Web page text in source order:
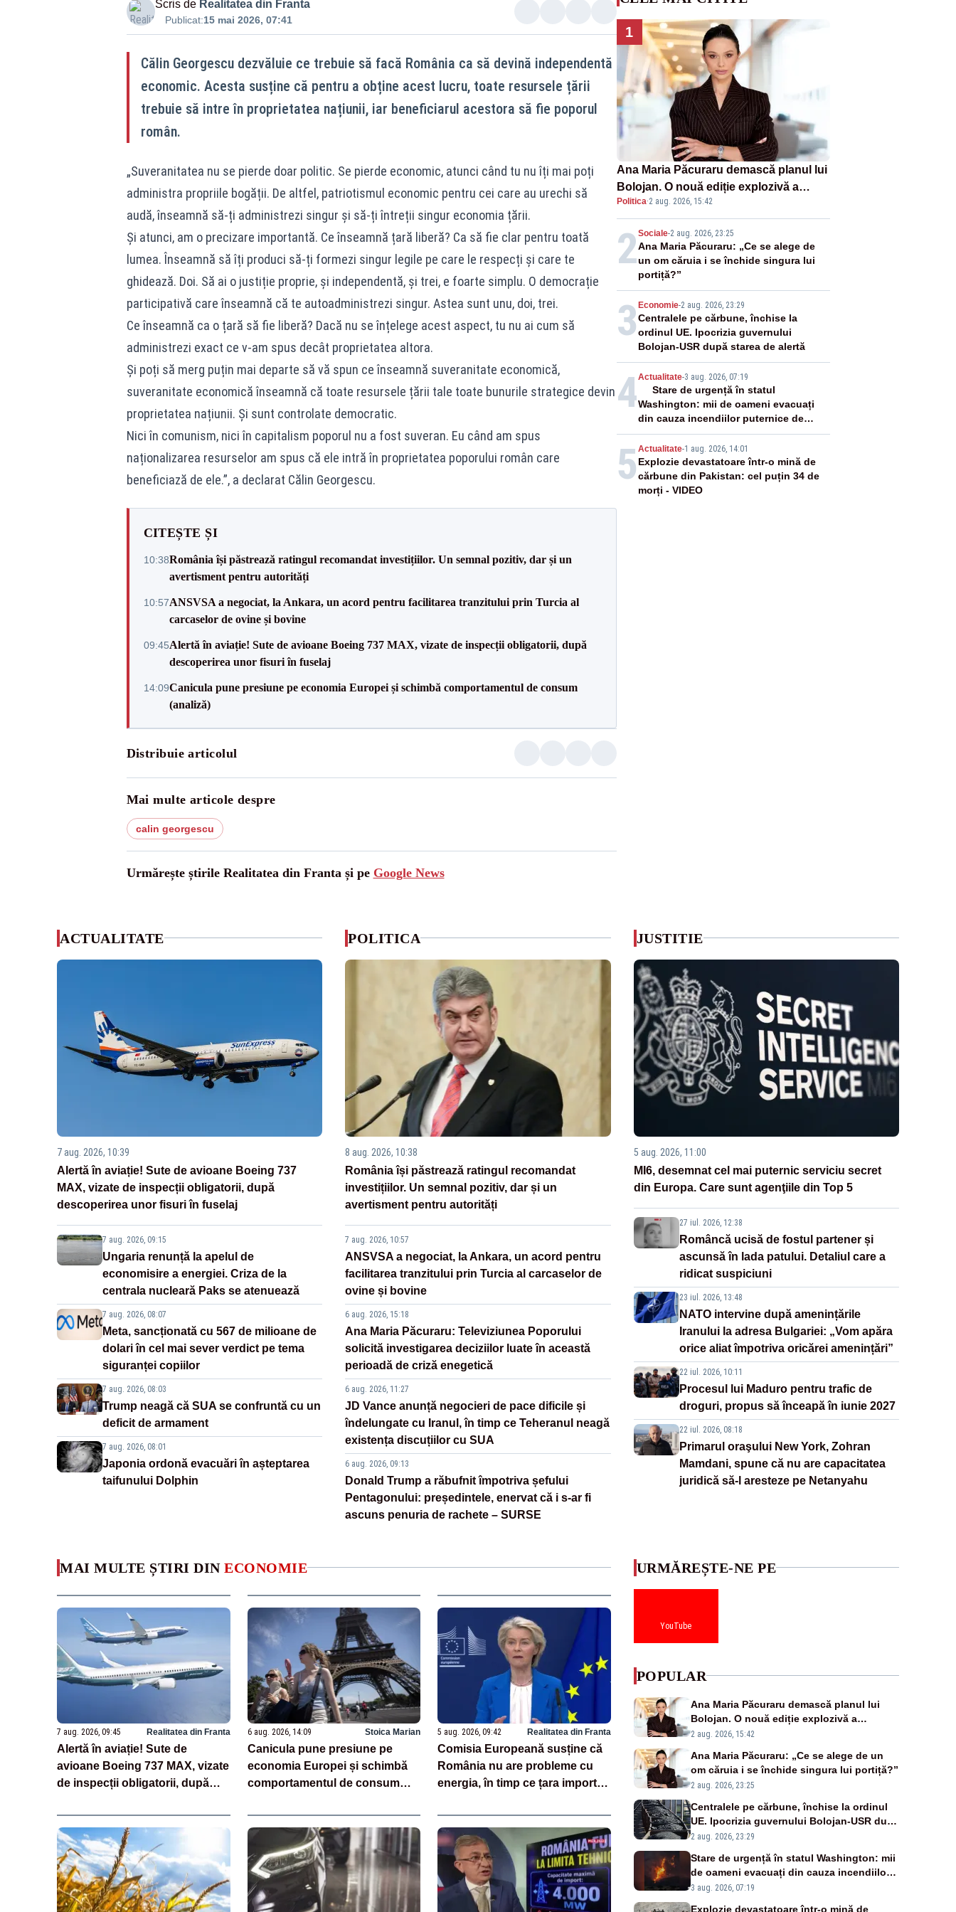
Scris de Realitatea din Franta
Publicat:15 mai 2026, 07:41
Călin Georgescu dezvăluie ce trebuie să facă România ca să devină independentă
economic. Acesta susține că pentru a obține acest lucru, toate resursele țării
trebuie să intre în proprietatea națiunii, iar beneficiarul acestora să fie poporul
român.
„Suveranitatea nu se pierde doar politic. Se pierde economic, atunci când tu nu îți mai poți
administra propriile bogății. De altfel, patriotismul economic pentru cei care au urechi să
audă, înseamnă să-ți administrezi singur și să-ți întreții singur economia țării.
Și atunci, am o precizare importantă. Ce înseamnă țară liberă? Ca să fie clar pentru toată
lumea. Înseamnă să îți produci să-ți formezi singur legile pe care le respecți și care te
ghidează. Doi. Să ai o justiție proprie, și independentă, și trei, e foarte simplu. O democrație
participativă care înseamnă că te autoadministrezi singur. Astea sunt unu, doi, trei.
Ce înseamnă ca o țară să fie liberă? Dacă nu se înțelege acest aspect, tu nu ai cum să
administrezi exact ce v-am spus decât proprietatea altora.
Și poți să merg puțin mai departe să vă spun ce înseamnă suveranitate economică,
suveranitate economică înseamnă că toate resursele țării tale toate bunurile strategice devin
proprietatea națiunii. Și sunt controlate democratic.
Nici în comunism, nici în capitalism poporul nu a fost suveran. Eu când am spus
naționalizarea resurselor am spus că ele intră în proprietatea poporului român care
beneficiază de ele.”, a declarat Călin Georgescu.
CITEȘTE ȘI
10:38România își păstrează ratingul recomandat investițiilor. Un semnal pozitiv, dar și un
avertisment pentru autorități
10:57ANSVSA a negociat, la Ankara, un acord pentru facilitarea tranzitului prin Turcia al
carcaselor de ovine și bovine
09:45Alertă în aviație! Sute de avioane Boeing 737 MAX, vizate de inspecții obligatorii, după
descoperirea unor fisuri în fuselaj
14:09Canicula pune presiune pe economia Europei și schimbă comportamentul de consum
(analiză)
Distribuie articolul
Mai multe articole despre
calin georgescu
Urmărește știrile Realitatea din Franta și pe Google News
1
Ana Maria Păcuraru demască planul lui
Bolojan. O nouă ediție explozivă a
emisiunii „Miza Zilei” la Realitatea
PLUS
Politica·2 aug. 2026, 15:42
2Sociale-2 aug. 2026, 23:25
Ana Maria Păcuraru: „Ce se alege de
un om căruia i se închide singura lui
portiță?”
3 Economie-2 aug. 2026, 23:29
Centralele pe cărbune, închise la
ordinul UE. Ipocrizia guvernului
Bolojan-USR după starea de alertă
4Actualitate-3 aug. 2026, 07:19
Stare de urgență în statul
Washington: mii de oameni evacuați
din cauza incendiilor puternice de
vegetație
5 Actualitate-1 aug. 2026, 14:01
Explozie devastatoare într-o mină de
cărbune din Pakistan: cel puțin 34 de
morți - VIDEO
ACTUALITATE
7 aug. 2026, 10:39
Alertă în aviație! Sute de avioane Boeing 737
MAX, vizate de inspecții obligatorii, după
descoperirea unor fisuri în fuselaj
7 aug. 2026, 09:15
Ungaria renunță la apelul de
economisire a energiei. Criza de la
centrala nucleară Paks se atenuează
7 aug. 2026, 08:07
Meta, sancționată cu 567 de milioane de
dolari în cel mai sever verdict pe tema
siguranței copiilor
7 aug. 2026, 08:03
Trump neagă că SUA se confruntă cu un
deficit de armament
7 aug. 2026, 08:01
Japonia ordonă evacuări în așteptarea
taifunului Dolphin
POLITICA
8 aug. 2026, 10:38
România își păstrează ratingul recomandat
investițiilor. Un semnal pozitiv, dar și un
avertisment pentru autorități
7 aug. 2026, 10:57
ANSVSA a negociat, la Ankara, un acord pentru
facilitarea tranzitului prin Turcia al carcaselor de
ovine și bovine
6 aug. 2026, 15:18
Ana Maria Păcuraru: Televiziunea Poporului
solicită investigarea deciziilor luate în această
perioadă de criză enegetică
6 aug. 2026, 11:27
JD Vance anunță negocieri de pace dificile și
îndelungate cu Iranul, în timp ce Teheranul neagă
existența discuțiilor cu SUA
6 aug. 2026, 09:13
Donald Trump a răbufnit împotriva șefului
Pentagonului: președintele, enervat că i s-ar fi
ascuns penuria de rachete – SURSE
JUSTITIE
5 aug. 2026, 11:00
MI6, desemnat cel mai puternic serviciu secret
din Europa. Care sunt agenţiile din Top 5
27 iul. 2026, 12:38
Româncă ucisă de fostul partener și
ascunsă în lada patului. Detaliul care a
ridicat suspiciuni
23 iul. 2026, 13:48
NATO intervine după amenințările
Iranului la adresa Bulgariei: „Vom apăra
orice aliat împotriva oricărei amenințări”
22 iul. 2026, 10:11
Procesul lui Maduro pentru trafic de
droguri, propus să înceapă în iunie 2027
22 iul. 2026, 08:18
Primarul oraşului New York, Zohran
Mamdani, spune că nu are capacitatea
juridică să-l aresteze pe Netanyahu
MAI MULTE ȘTIRI DIN ECONOMIE
7 aug. 2026, 09:45 Realitatea din Franta
Alertă în aviație! Sute de
avioane Boeing 737 MAX, vizate
de inspecții obligatorii, după
fuselaj
6 aug. 2026, 14:09 Stoica Marian
Canicula pune presiune pe
economia Europei și schimbă
comportamentul de consum
5 aug. 2026, 09:42 Realitatea din Franta
Comisia Europeană susține că
România nu are probleme cu
energia, în timp ce țara importă
URMĂREȘTE-NE PE
YouTube
POPULAR
Ana Maria Păcuraru demască planul lui
Bolojan. O nouă ediție explozivă a
emisiunii „Miza Zilei” la Realitatea PLUS
2 aug. 2026, 15:42
Ana Maria Păcuraru: „Ce se alege de un
om căruia i se închide singura lui portiță?”
2 aug. 2026, 23:25
Centralele pe cărbune, închise la ordinul
UE. Ipocrizia guvernului Bolojan-USR după
starea de alertă
2 aug. 2026, 23:29
Stare de urgență în statul Washington: mii
de oameni evacuați din cauza incendiilor
puternice de vegetație
3 aug. 2026, 07:19
Explozie devastatoare într-o mină de